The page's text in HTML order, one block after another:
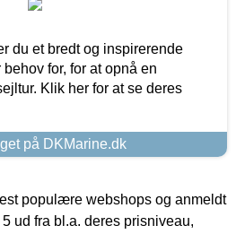
du et bredt og inspirerende
for, for at opnå en
Klik her for at se deres
på DKMarine.dk
populære webshops og anmeldt
ud fra bl.a. deres prisniveau,